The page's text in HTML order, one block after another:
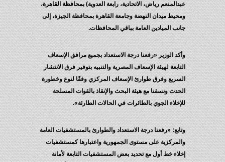
عبدالمنعم رياض، الاتحادية، رابعة العدوية) بمحافظة القاهرة،
ومحيط ميدان النهضة وجامعة القاهرة بمحافظة الجيزة، إلى
جانب الميادين العامة بباقي المحافظات.
وأكد الوزير «رفعنا درجة الاستعداد بجميع مرافق الإسعاف
التابعة لهيئة الإسعاف المصرية والتنبيه بتوفير فرق الانتشار
السريع وفرق طوارئ الإسعاف المركزي وفقًا لنوع وخطورة
الحدث ونسقنا مع هيئة البحث والإنقاذ بالقوات المسلحة
للإخلاء الجوي بالطائرات في الحالات الطارئة».
وتابع: «رفعنا درجة الاستعداد والطوارئ بالمستشفيات العامة
والمركزية على مستوى الجمهورية واعتبارها كمستشفيات
إخلاء خط أول مع تحديد بعض المستشفيات التابعة لأمانة